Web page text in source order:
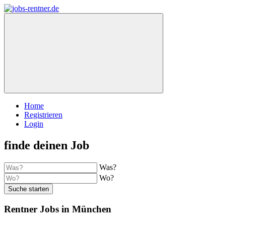
Home
Registrieren
Login
finde deinen Job
Was?
Wo?
Suche starten
Rentner Jobs in München